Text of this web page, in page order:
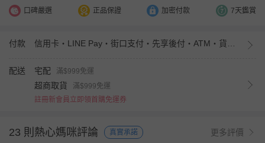
口碑嚴選 正品保證 加密付款 7天鑑賞
付款
配送 宅配 滿$999免運
超商取貨
滿$999免運
註冊新會員立即領首購免運券
23 則熱心媽咪評論 真實承諾 更多評價